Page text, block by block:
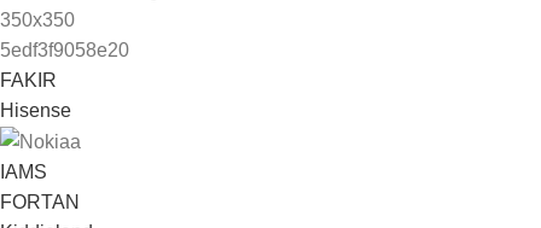
FAKIR
Hisense
IAMS
FORTAN